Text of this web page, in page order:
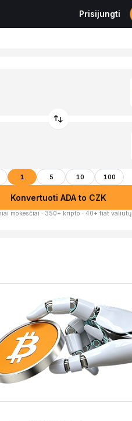
Prisijungti
1 5 10 100
Konvertuoti ADA to CZK
mokesčiai · 350+ kripto · 40+ fiat valiutų